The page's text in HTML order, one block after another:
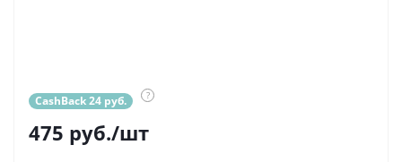
CashBack 24 руб. ?
475 руб./шт